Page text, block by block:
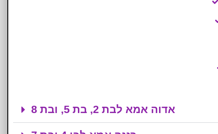
אדוה אמא לבת 2, בת 5, ובת 8